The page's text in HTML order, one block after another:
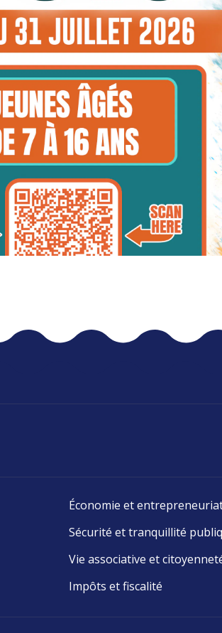
Économie et
Sécurité et tranquillité
Vie associative et
Impôts et fiscalité